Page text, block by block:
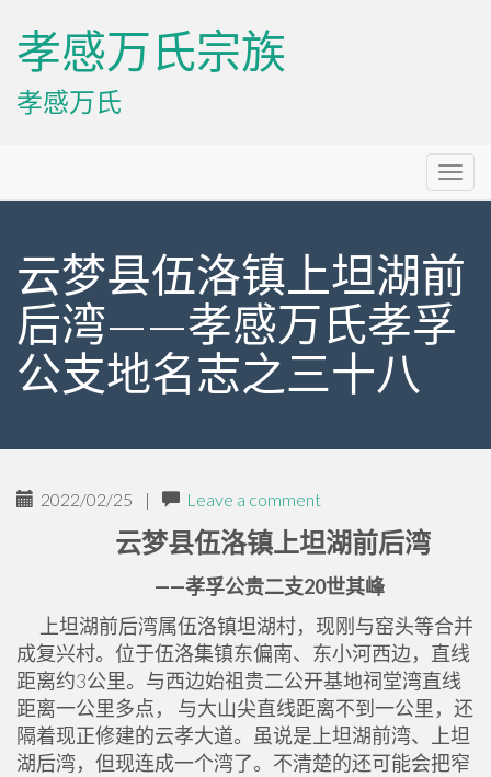
孝感万氏宗族
孝感万氏
Menu
云梦县伍洛镇上坦湖前
后湾——孝感万氏孝孚
公支地名志之三十八
2022/02/25 | Leave a comment
云梦县伍洛镇上坦湖前后湾
——孝孚公贵二支20世其峰
上坦湖前后湾属伍洛镇坦湖村，现刚与窑头等合并
成复兴村。位于伍洛集镇东偏南、东小河西边，直线
距离约3公里。与西边始祖贵二公开基地祠堂湾直线
距离一公里多点， 与大山尖直线距离不到一公里，还
隔着现正修建的云孝大道。虽说是上坦湖前湾、上坦
湖后湾，但现连成一个湾了。不清楚的还可能会把窄